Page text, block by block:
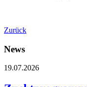
Zurück
News
19.07.2026